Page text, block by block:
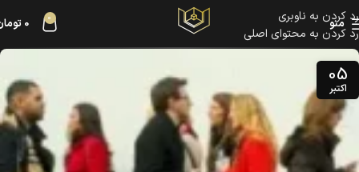
رد کردن به ناوبری
رد کردن به محتوای اصلی
منو 0
0
05
اکتبر